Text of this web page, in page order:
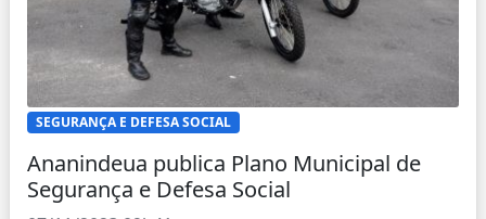
SEGURANÇA E DEFESA SOCIAL
Ananindeua publica Plano Municipal de
Segurança e Defesa Social